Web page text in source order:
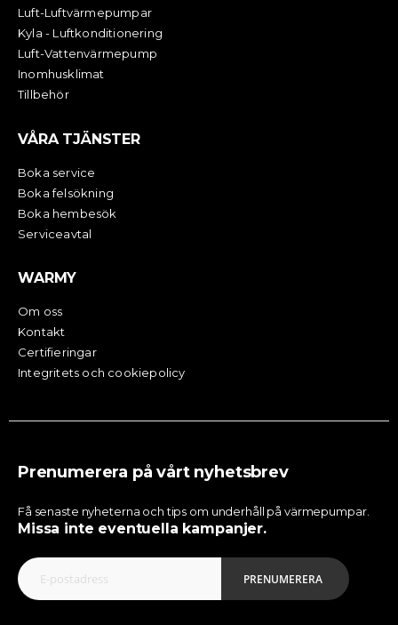
Luft-Luftvärmepumpar
Kyla - Luftkonditionering
Luft-Vattenvärmepump
Inomhusklimat
Tillbehör
VÅRA TJÄNSTER
Boka service
Boka felsökning
Boka hembesök
Serviceavtal
WARMY
Om oss
Kontakt
Certifieringar
Integritets och cookiepolicy
Prenumerera på vårt nyhetsbrev
Få senaste nyheterna och tips om underhåll på värmepumpar.
Missa inte eventuella kampanjer.
PRENUMERERA